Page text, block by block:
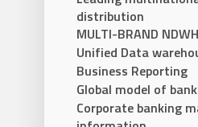
distribution
MULTI-BRAND NDWH
Unified Data
Business Reporting
Global model of
Corporate banking